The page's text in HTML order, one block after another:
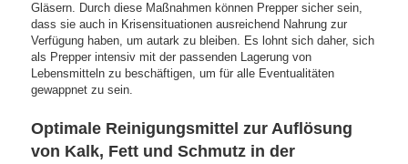
Gläsern. Durch diese Maßnahmen können Prepper sicher sein,
dass sie auch in Krisensituationen ausreichend Nahrung zur
Verfügung haben, um autark zu bleiben. Es lohnt sich daher, sich
als Prepper intensiv mit der passenden Lagerung von
Lebensmitteln zu beschäftigen, um für alle Eventualitäten
gewappnet zu sein.
Optimale Reinigungsmittel zur Auflösung
von Kalk, Fett und Schmutz in der